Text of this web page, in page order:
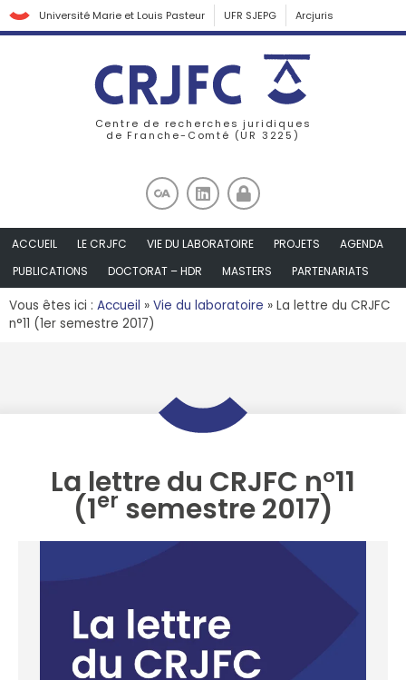
Université Marie et Louis Pasteur UFR SJEPG Arcjuris
Centre de recherches juridiques
de Franche-Comté (UR 3225)
ACCUEIL LE CRJFC VIE DU LABORATOIRE PROJETS
AGENDA
PUBLICATIONS
DOCTORAT – HDR MASTERS PARTENARIATS
Vous êtes ici : Accueil » Vie du laboratoire » La lettre du CRJFC
n°11 (1er semestre 2017)
La lettre du CRJFC n°11
(1er semestre 2017)